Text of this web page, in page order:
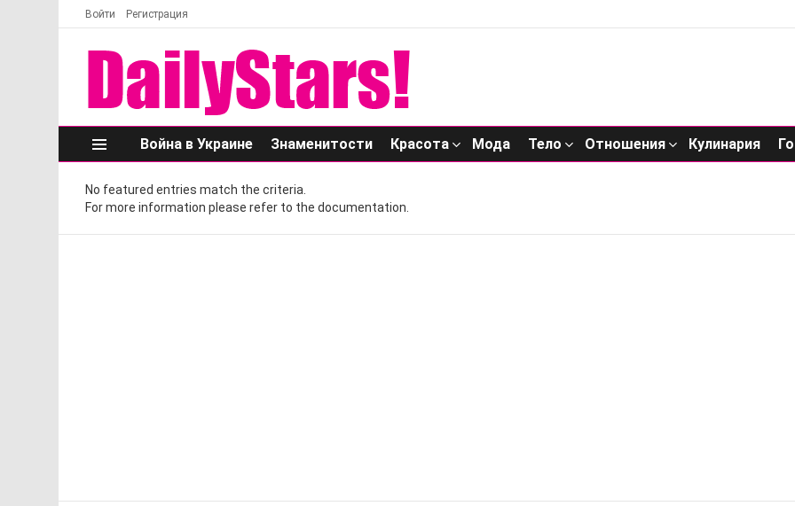
Войти Регистрация
Меню
Война в Украине Знаменитости Красота Мода Тело Отношения Кулинария
No featured entries match the criteria.
For more information please refer to the documentation.